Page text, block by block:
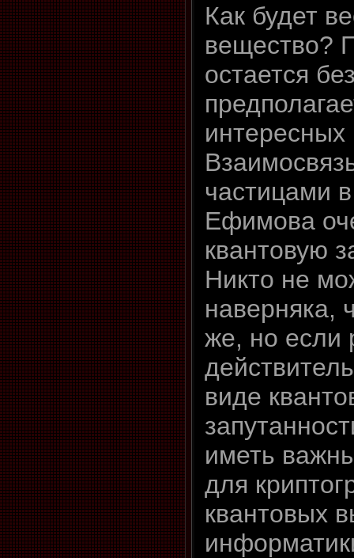
Как будет
вещество?
остается
частицами
Ефимова
квантовую
Никто не
наверняка,
же, но если
виде
иметь
для
квантовых